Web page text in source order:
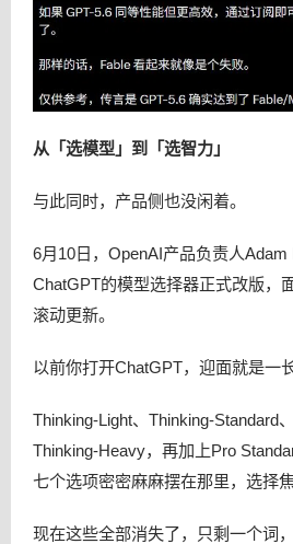
从「选模型」到「选智力」
与此同时，产品侧也没闲着。
6月10日，OpenAI产品负责人Adam
ChatGPT的模型选择器正式改版，
滚动更新。
以前你打开ChatGPT，迎面就是一
Thinking-Light、Thinking-Standard
Thinking-Heavy，再加上Pro
七个选项密密麻麻摆在那里，选择
现在这些全部消失了，只剩一个词，